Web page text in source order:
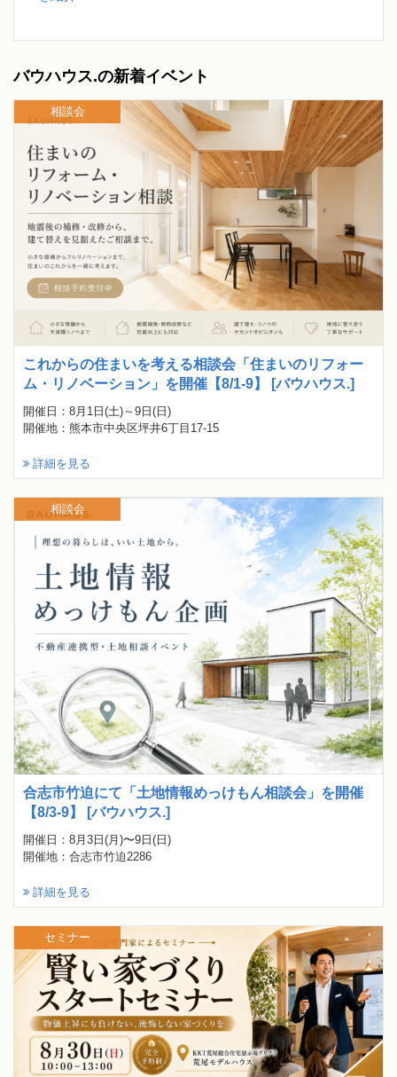
バウハウス.の新着イベント
これからの住まいを考える相談会「住まいのリフォー
ム・リノベーション」を開催【8/1-9】 [バウハウス.]
開催日：8月1日(土)～9日(日)
開催地：熊本市中央区坪井6丁目17-15
詳細を見る
相談会
合志市竹迫にて「土地情報めっけもん相談会」を開催
【8/3-9】 [バウハウス.]
開催日：8月3日(月)〜9日(日)
開催地：合志市竹迫2286
詳細を見る
相談会
セミナー